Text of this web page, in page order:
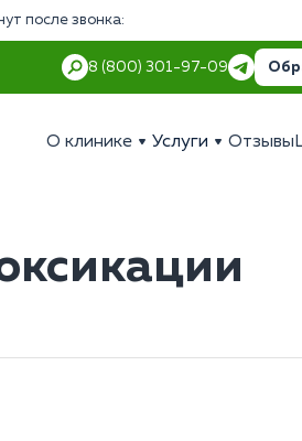
после звонка:
8 (800) 301-97-09
О клинике Услуги Отзывы